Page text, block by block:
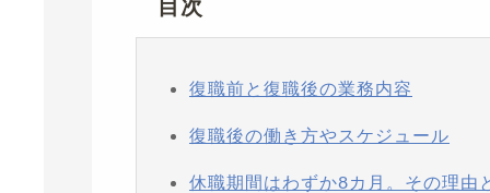
復職前と復職後の業務内容
復職後の働き方やスケジュール
休職期間はわずか8カ月。その理由